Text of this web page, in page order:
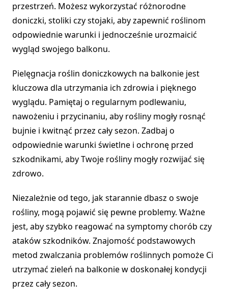
przestrzeń. Możesz wykorzystać różnorodne
doniczki, stoliki czy stojaki, aby zapewnić roślinom
odpowiednie warunki i jednocześnie urozmaicić
wygląd swojego balkonu.
Pielęgnacja roślin doniczkowych na balkonie jest
kluczowa dla utrzymania ich zdrowia i pięknego
wyglądu. Pamiętaj o regularnym podlewaniu,
nawożeniu i przycinaniu, aby rośliny mogły rosnąć
bujnie i kwitnąć przez cały sezon. Zadbaj o
odpowiednie warunki świetlne i ochronę przed
szkodnikami, aby Twoje rośliny mogły rozwijać się
zdrowo.
Niezależnie od tego, jak starannie dbasz o swoje
rośliny, mogą pojawić się pewne problemy. Ważne
jest, aby szybko reagować na symptomy chorób czy
ataków szkodników. Znajomość podstawowych
metod zwalczania problemów roślinnych pomoże Ci
utrzymać zieleń na balkonie w doskonałej kondycji
przez cały sezon.